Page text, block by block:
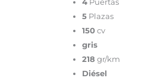
4Puertas
5Plazas
150cv
gris
218 gr/km
Diésel